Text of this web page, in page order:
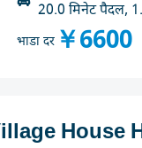
20.0 मिनेट पैदल,
भाडा दर￥6600
House